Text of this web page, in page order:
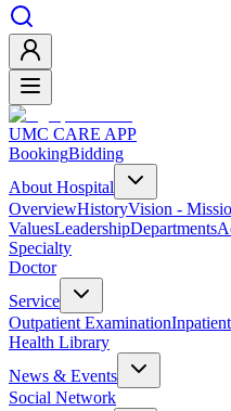
UMC CARE APP
BookingBidding
About Hospital
OverviewHistoryVision -
ValuesLeadershipDepartments
Specialty
Doctor
Service
Outpatient Examination
Health Library
News & Events
Social Network